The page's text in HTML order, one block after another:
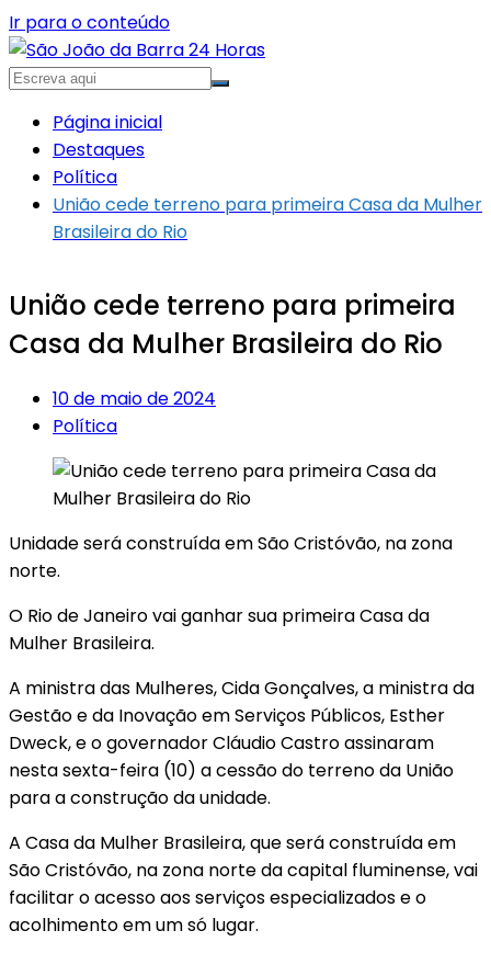
Ir para o conteúdo
Página inicial
Destaques
Política
União cede terreno para primeira Casa da Mulher
Brasileira do Rio
União cede terreno para primeira
Casa da Mulher Brasileira do Rio
10 de maio de 2024
Política
Unidade será construída em São Cristóvão, na zona
norte.
O Rio de Janeiro vai ganhar sua primeira Casa da
Mulher Brasileira.
A ministra das Mulheres, Cida Gonçalves, a ministra da
Gestão e da Inovação em Serviços Públicos, Esther
Dweck, e o governador Cláudio Castro assinaram
nesta sexta-feira (10) a cessão do terreno da União
para a construção da unidade.
A Casa da Mulher Brasileira, que será construída em
São Cristóvão, na zona norte da capital fluminense, vai
facilitar o acesso aos serviços especializados e o
acolhimento em um só lugar.